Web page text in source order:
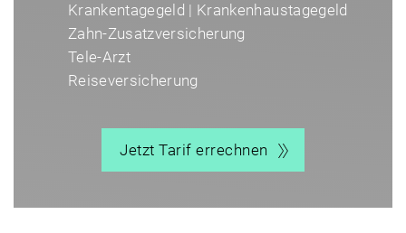
Krankentagegeld | Krankenhaustagegeld
Zahn-Zusatzversicherung
Tele-Arzt
Reiseversicherung
Jetzt Tarif errechnen